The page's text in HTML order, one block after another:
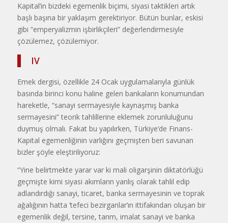
Kapital’in bizdeki egemenlik biçimi, siyasi taktikleri artık
başlı başına bir yak­laşım gerektiriyor. Bütün bunlar, eski­si
gibi “emperyalizmin işbirlikçileri” de­ğerlendirmesiyle
çözülemez, çözülemiyor.
IV
Emek dergisi, özellikle 24 Ocak uygulamalarıyla günlük
basında birinci konu haline gelen bankaların konumundan
hare­ketle, “sanayi sermayesiyle kaynaşmış ban­ka
sermayesini” teorik tahlillerine eklemek zorunluluğunu
duymuş olmalı. Fakat bu yapılırken, Türkiye’de Finans-
Kapital ege­menliğinin varlığını geçmişten beri savunan
bizler şöyle eleştiriliyoruz:
“Yine belirtmekte yarar var ki mali oligarşinin diktatörlüğü
geçmişte kimi siyasi akımların yanlış olarak tahlil edip
adlandırdığı sanayi, ticaret, banka sermayesinin ve toprak
ağalığının hatta ‘tefeci bezirganlar’ın ittifakından oluşan bir
egemenlik değil, tersine, tarım, imalat sanayi ve banka